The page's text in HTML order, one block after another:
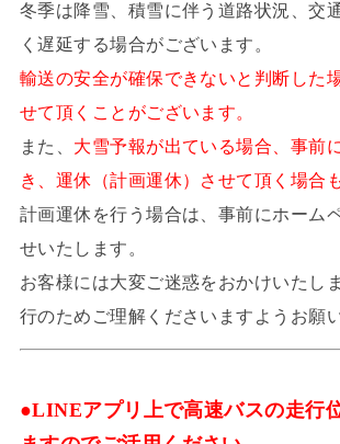
冬季は降雪、積雪に伴う道路状況、交
く遅延する場合がございます。
輸送の安全が確保できないと判断した
せて頂くことがございます。
また、 大雪予報が出ている場合、事前
き、運休（計画運休）させて頂く場合
計画運休を行う場合は、事前にホーム
せいたします。
お客様には大変ご迷惑をおかけいたし
行のためご理解くださいますようお願
●LINEアプリ上で高速バスの走行